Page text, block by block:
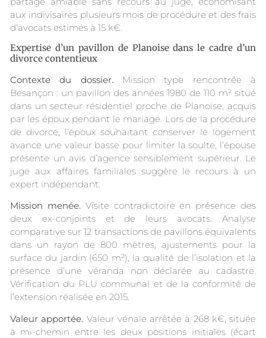
aux indivisaires plusieurs mois de procédure et des frais
d’avocats estimés à 15 k€.
Expertise d’un pavillon de Planoise dans le cadre d’un
divorce contentieux
Contexte du dossier.Mission type rencontrée à
Besançon : un pavillon des années 1980 de 110 m² situé
dans un secteur résidentiel proche de Planoise, acquis
par les époux pendant le mariage. Lors de la procédure
de divorce, l’époux souhaitant conserver le logement
avance une valeur basse pour limiter la soulte, l’épouse
présente un avis d’agence sensiblement supérieur. Le
juge aux affaires familiales suggère le recours à un
expert indépendant.
Mission menée.Visite contradictoire en présence des
deux ex-conjoints et de leurs avocats. Analyse
comparative sur 12 transactions de pavillons équivalents
dans un rayon de 800 mètres, ajustements pour la
surface du jardin (650 m²), la qualité de l’isolation et la
présence d’une véranda non déclarée au cadastre.
Vérification du PLU communal et de la conformité de
l’extension réalisée en 2015.
Valeur apportée. Valeur vénale arrêtée à 268 k€, située
à mi-chemin entre les deux positions initiales (écart